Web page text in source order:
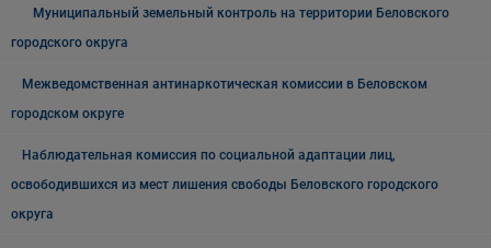
Муниципальный земельный контроль на территории Беловского
городского округа
Межведомственная антинаркотическая комиссии в Беловском
городском округе
Наблюдательная комиссия по социальной адаптации лиц,
освободившихся из мест лишения свободы Беловского городского
округа